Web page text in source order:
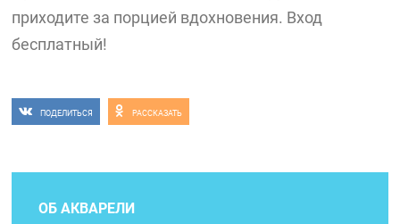
приходите за порцией вдохновения. Вход
бесплатный!
ПОДЕЛИТЬСЯ РАССКАЗАТЬ
ОБ АКВАРЕЛИ